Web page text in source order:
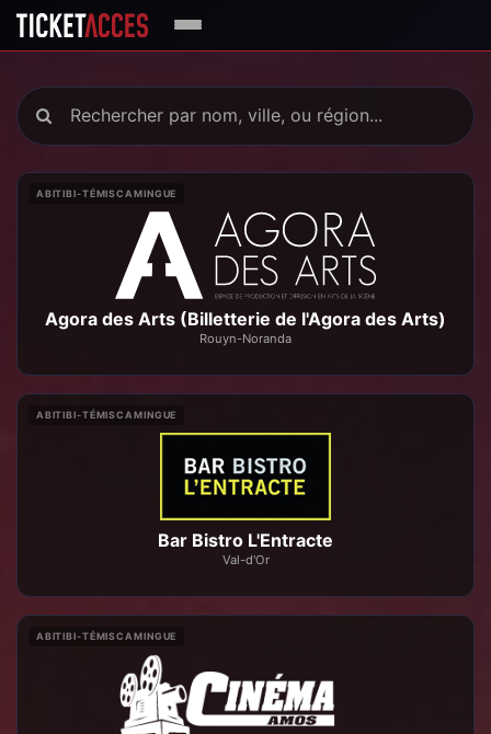
ABITIBI-TÉMISCAMINGUE
Agora des Arts (Billetterie de l'Agora des Arts)
Rouyn-Noranda
ABITIBI-TÉMISCAMINGUE
Bar Bistro L'Entracte
Val-d'Or
ABITIBI-TÉMISCAMINGUE